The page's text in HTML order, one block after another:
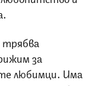
за
любимци. Има